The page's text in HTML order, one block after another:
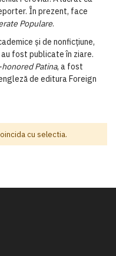
În prezent, face
Populare.
şi de nonficţiune,
fost publicate în ziare.
Patina, a fost
de editura Foreign
cu selectia.